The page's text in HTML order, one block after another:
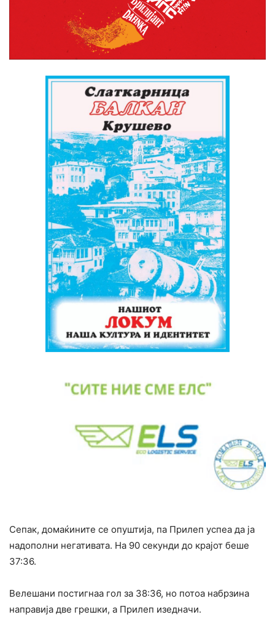
Сепак, домаќините се опуштија, па Прилеп успеа да ја
надополни негативата. На 90 секунди до крајот беше
37:36.
Велешани постигнаа гол за 38:36, но потоа набрзина
направија две грешки, а Прилеп изедначи.